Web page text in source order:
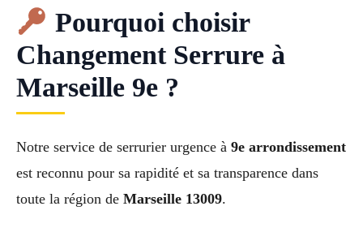
Pourquoi choisir
Changement Serrure à
Marseille 9e ?
Notre service de serrurier urgence à 9e arrondissement
est reconnu pour sa rapidité et sa transparence dans
toute la région de Marseille 13009.